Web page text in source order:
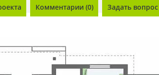
Комментарии (0) Задать вопрос